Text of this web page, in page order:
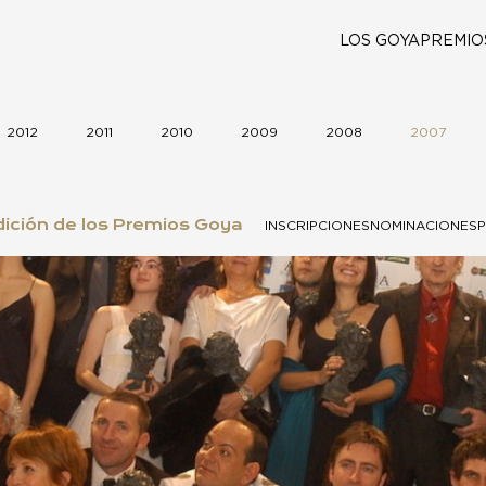
LOS GOYA
2012 2011 2010 2009 2008 2007
de los Premios Goya INSCRIPCIONESNOMINACIONES